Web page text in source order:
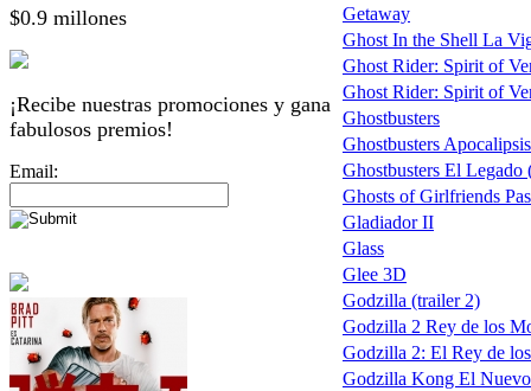
$0.9 millones
¡Recibe nuestras promociones y gana
fabulosos premios!
Email:
Getaway
Ghost In the Shell La
Ghost Rider: Spirit of
Ghost Rider: Spirit of
Ghostbusters
Ghostbusters
Ghostbusters El
Ghosts of Girlfriends
Gladiador II
Glass
Glee 3D
Godzilla (trailer 2)
Godzilla 2 Rey de los
Godzilla 2: El Rey de
Godzilla Kong El